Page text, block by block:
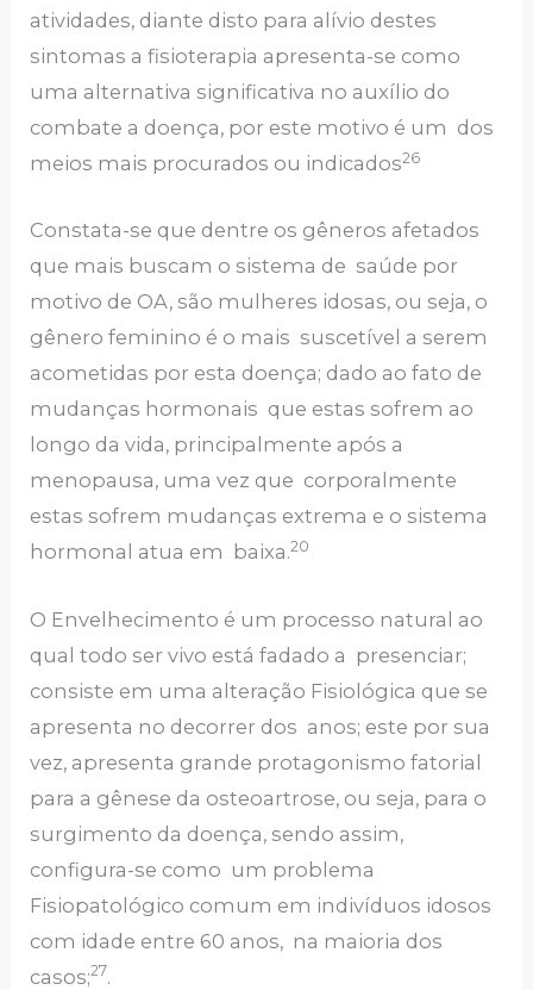
atividades, diante disto para alívio destes
sintomas a fisioterapia apresenta-se como
uma alternativa significativa no auxílio do
combate a doença, por este motivo é um dos
meios mais procurados ou indicados26
Constata-se que dentre os gêneros afetados
que mais buscam o sistema de saúde por
motivo de OA, são mulheres idosas, ou seja, o
gênero feminino é o mais suscetível a serem
acometidas por esta doença; dado ao fato de
mudanças hormonais que estas sofrem ao
longo da vida, principalmente após a
menopausa, uma vez que corporalmente
estas sofrem mudanças extrema e o sistema
hormonal atua em baixa.20
O Envelhecimento é um processo natural ao
qual todo ser vivo está fadado a presenciar;
consiste em uma alteração Fisiológica que se
apresenta no decorrer dos anos; este por sua
vez, apresenta grande protagonismo fatorial
para a gênese da osteoartrose, ou seja, para o
surgimento da doença, sendo assim,
configura-se como um problema
Fisiopatológico comum em indivíduos idosos
com idade entre 60 anos, na maioria dos
casos;27.